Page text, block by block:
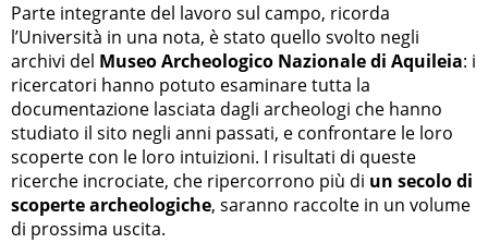
Parte integrante del lavoro sul campo, ricorda
l’Università in una nota, è stato quello svolto negli
archivi del Museo Archeologico Nazionale di Aquileia: i
ricercatori hanno potuto esaminare tutta la
documentazione lasciata dagli archeologi che hanno
studiato il sito negli anni passati, e confrontare le loro
scoperte con le loro intuizioni. I risultati di queste
ricerche incrociate, che ripercorrono più di un secolo di
scoperte archeologiche, saranno raccolte in un volume
di prossima uscita.